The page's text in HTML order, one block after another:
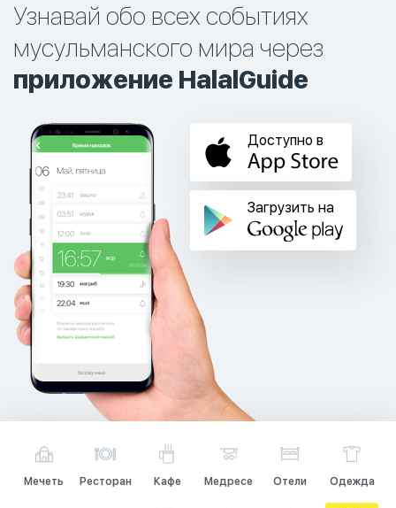
Узнавай обо всех событиях
мусульманского мира через
приложение HalalGuide
Доступно в
Загрузить на
Мечеть Ресторан Кафе Медресе Отели Одежда